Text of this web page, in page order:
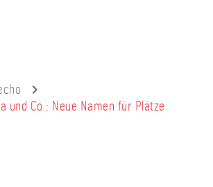
und Co.: Neue Namen für Plätze